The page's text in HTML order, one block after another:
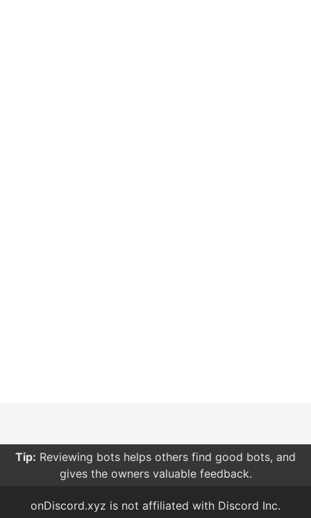
Tip: Reviewing bots helps others find good bots, and
gives the owners valuable feedback.
onDiscord.xyz is not affiliated with Discord Inc.